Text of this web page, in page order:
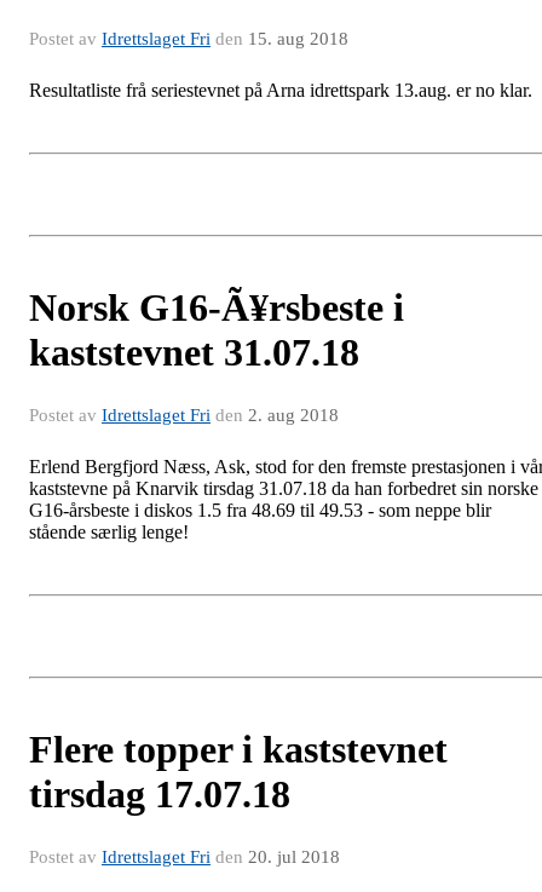
Postet av Idrettslaget Fri den 15. aug 2018
Resultatliste frå seriestevnet på Arna idrettspark 13.aug. er no klar.
Norsk G16-Ã¥rsbeste i
kaststevnet 31.07.18
Postet av Idrettslaget Fri den 2. aug 2018
Erlend Bergfjord Næss, Ask, stod for den fremste prestasjonen i
kaststevne på Knarvik tirsdag 31.07.18 da han forbedret sin norske
G16-årsbeste i diskos 1.5 fra 48.69 til 49.53 - som neppe blir
stående særlig lenge!
Flere topper i kaststevnet
tirsdag 17.07.18
Postet av Idrettslaget Fri den 20. jul 2018